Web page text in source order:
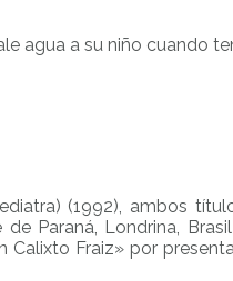
agua a su niño cuando
(1992), ambos
Paraná, Londrina,
Calixto Fraiz» por